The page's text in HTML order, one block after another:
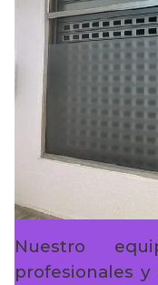
Nuestro
profesionales